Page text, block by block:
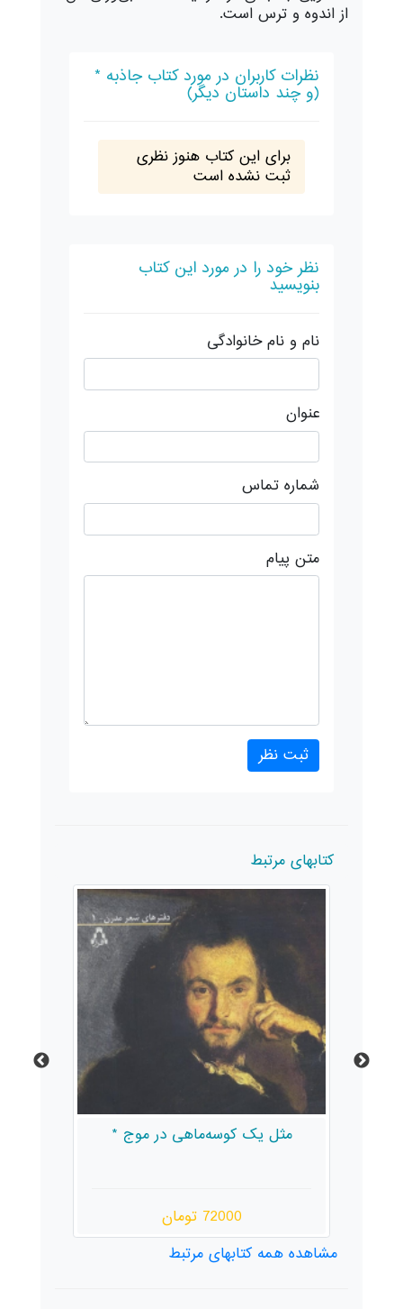
از اندوه و ترس است.
نظرات کاربران در مورد کتاب جاذبه *
(و چند داستان دیگر)
برای این کتاب هنوز نظری
ثبت نشده است
نظر خود را در مورد این کتاب
بنویسید
نام و نام خانوادگی
عنوان
شماره تماس
متن پیام
کتابهای مرتبط
مثل یک کوسه‌ماهی در موج *
72000 تومان
مشاهده همه کتابهای مرتبط